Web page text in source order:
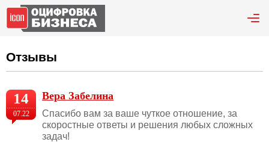
Отзывы
14
07.22
Вера Забелина
Спасибо вам за ваше чуткое отношение, за
скоростные ответы и решения любых сложных
задач!